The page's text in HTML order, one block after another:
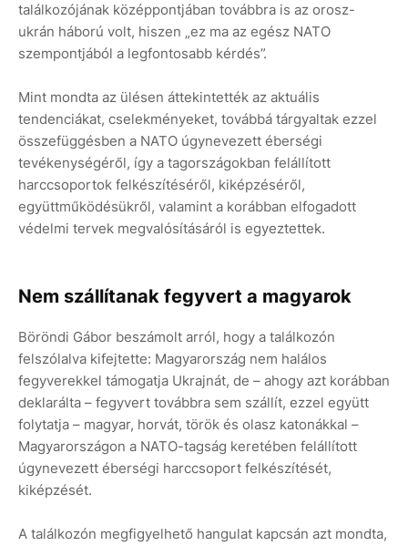
találkozójának középpontjában továbbra is az orosz-
ukrán háború volt, hiszen „ez ma az egész NATO
szempontjából a legfontosabb kérdés”.
Mint mondta az ülésen áttekintették az aktuális
tendenciákat, cselekményeket, továbbá tárgyaltak ezzel
összefüggésben a NATO úgynevezett éberségi
tevékenységéről, így a tagországokban felállított
harccsoportok felkészítéséről, kiképzéséről,
együttműködésükről, valamint a korábban elfogadott
védelmi tervek megvalósításáról is egyeztettek.
Nem szállítanak fegyvert a magyarok
Böröndi Gábor beszámolt arról, hogy a találkozón
felszólalva kifejtette: Magyarország nem halálos
fegyverekkel támogatja Ukrajnát, de – ahogy azt korábban
deklarálta – fegyvert továbbra sem szállít, ezzel együtt
folytatja – magyar, horvát, török és olasz katonákkal –
Magyarországon a NATO-tagság keretében felállított
úgynevezett éberségi harccsoport felkészítését,
kiképzését.
A találkozón megfigyelhető hangulat kapcsán azt mondta,